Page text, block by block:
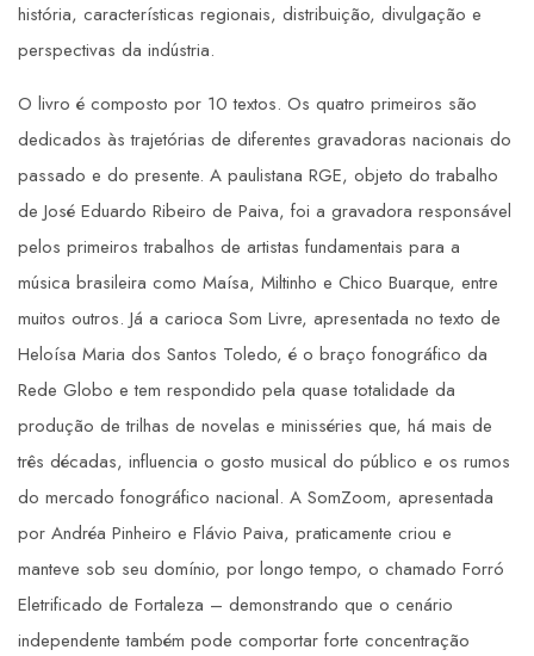
história, características regionais, distribuição, divulgação e
perspectivas da indústria.
O livro é composto por 10 textos. Os quatro primeiros são
dedicados às trajetórias de diferentes gravadoras nacionais do
passado e do presente. A paulistana RGE, objeto do trabalho
de José Eduardo Ribeiro de Paiva, foi a gravadora responsável
pelos primeiros trabalhos de artistas fundamentais para a
música brasileira como Maísa, Miltinho e Chico Buarque, entre
muitos outros. Já a carioca Som Livre, apresentada no texto de
Heloísa Maria dos Santos Toledo, é o braço fonográfico da
Rede Globo e tem respondido pela quase totalidade da
produção de trilhas de novelas e minisséries que, há mais de
três décadas, influencia o gosto musical do público e os rumos
do mercado fonográfico nacional. A SomZoom, apresentada
por Andréa Pinheiro e Flávio Paiva, praticamente criou e
manteve sob seu domínio, por longo tempo, o chamado Forró
Eletrificado de Fortaleza – demonstrando que o cenário
independente também pode comportar forte concentração